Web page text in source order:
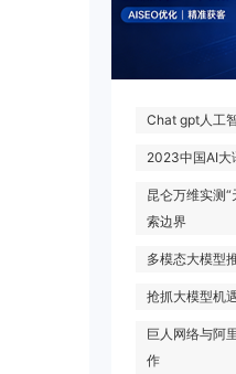
Chat gpt人工
2023中国AI大
昆仑万维实测
索边界
多模态大模型
抢抓大模型机
巨人网络与阿
作